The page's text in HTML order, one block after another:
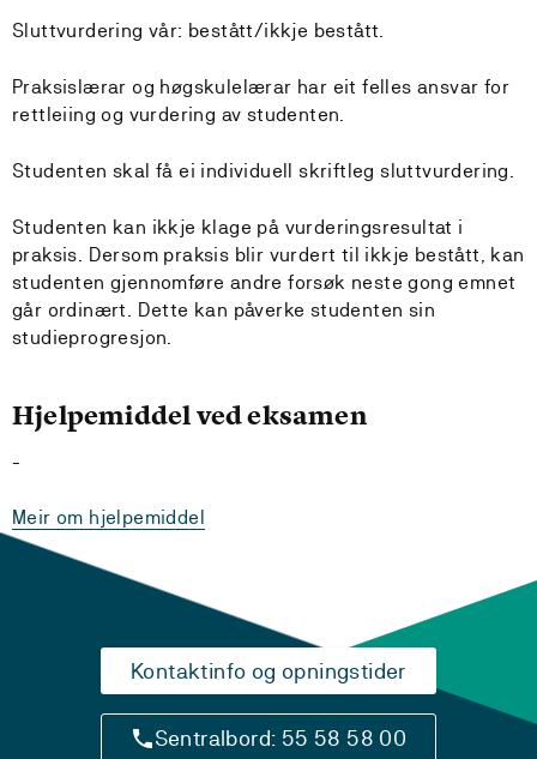
Sluttvurdering vår: bestått/ikkje bestått.
Praksislærar og høgskulelærar har eit felles ansvar for
rettleiing og vurdering av studenten.
Studenten skal få ei individuell skriftleg sluttvurdering.
Studenten kan ikkje klage på vurderingsresultat i
praksis. Dersom praksis blir vurdert til ikkje bestått, kan
studenten gjennomføre andre forsøk neste gong emnet
går ordinært. Dette kan påverke studenten sin
studieprogresjon.
Hjelpemiddel ved eksamen
-
Meir om hjelpemiddel
Kontaktinfo og opningstider
Sentralbord: 55 58 58 00